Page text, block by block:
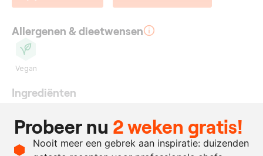
Allergenen & dieetwensen
Vegan
Ingrediënten
80
gram
laurier
60
gram
platte peterselie
Probeer nu 2 weken gratis!
Nooit meer een gebrek aan inspiratie: duizenden